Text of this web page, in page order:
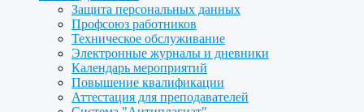
Защита персональных данных
Профсоюз работников
Техническое обслуживание
Электронные журналы и дневники
Календарь мероприятий
Повышение квалификации
Аттестация для преподавателей